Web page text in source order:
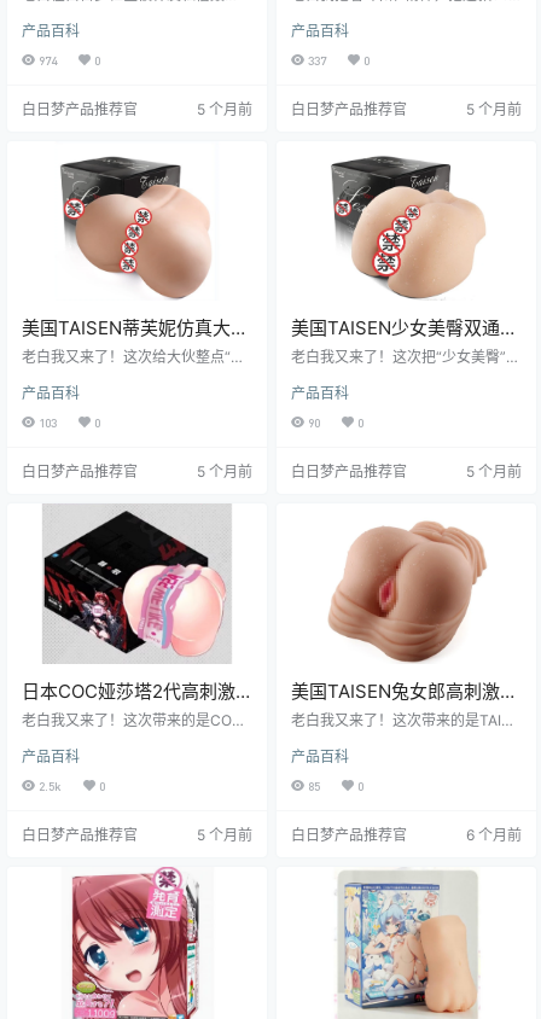
底值不值得搬回家？”——说的就是
这款国产MUNI家“埃及妖后Pro 8K
G”。为了给你们写这篇百科，老白
二头肌：搬箱子上楼、拆封、清
这份“汗水报告”端上来，谁再问我值
不值，直接甩这篇文章过去！
产品百科
974 0
白日梦产品推荐官 5 个月前
洗净、上粉、热身、实测、清洗、
再热身……循环三轮，腰差点断，但
数据到手！结论一句话：想体验“真
的“硅胶女友”，不过记得先练臂力，
产品百科
337 0
白日梦产品推荐官 5 个月前
美国TAISEN蒂芙妮仿真大屁
股慢玩倒模飞机杯测评报告
老白我又来了！这次给大伙整点“重
号称“把屁股搬进宿舍”的仿真倒模。
是宿舍藏柜子的神器，还是爸妈突
出感情！ ---
产品百科
103 0
白日梦产品推荐官 5 个月前
美国TAISEN少女美臀双通道
1:1倒模臀模测评报告
老白我又来了！这次把“少女美臀”扛
洗到晒到二刷，连隔壁自慰太郎都
来蹭手感。一句话：这屁股，真·大·
给你摆下面，坐稳！
产品百科
90 0
白日梦产品推荐官 5 个月前
日本COC娅莎塔2代高刺激
螺旋通道进阶型飞机杯测评
老白我又来了！这次带来的是COC
“能把哲学家榨干”的螺旋地狱。作为
白日梦社区头号老司机，我特意熬
结论是：它确实不是给新手准备
想体验被卷入洗衣机脱水桶的快
感，那就跟老白一起往下看！
产品百科
2.5k 0
白日梦产品推荐官 5 个月前
美国TAISEN兔女郎高刺激倒
模飞机杯测评报告
老白我又来了！这次带来的是TAISE
司机都扶墙而出的高刺激倒模杯。
老白我亲自上阵，从宿舍到居家，
作，还是纯·营销噱头？看完这篇，
产品百科
85 0
白日梦产品推荐官 6 个月前